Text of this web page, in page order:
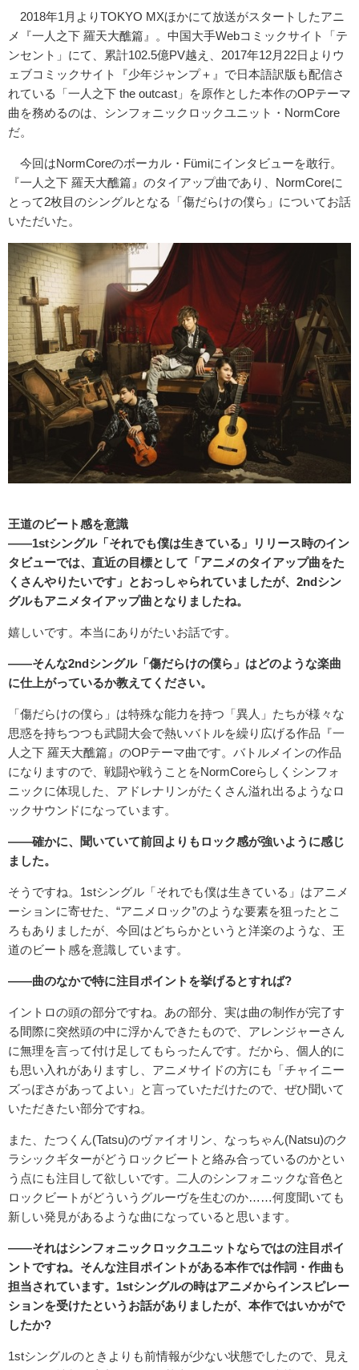
2018年1月よりTOKYO MXほかにて放送がスタートしたアニ
メ『一人之下 羅天大醮篇』。中国大手Webコミックサイト「テ
ンセント」にて、累計102.5億PV越え、2017年12月22日よりウ
ェブコミックサイト『少年ジャンプ＋』で日本語訳版も配信さ
れている「一人之下 the outcast」を原作とした本作のOPテーマ
曲を務めるのは、シンフォニックロックユニット・NormCore
だ。
今回はNormCoreのボーカル・Fümiにインタビューを敢行。
『一人之下 羅天大醮篇』のタイアップ曲であり、NormCoreに
とって2枚目のシングルとなる「傷だらけの僕ら」についてお話
いただいた。
王道のビート感を意識
――1stシングル「それでも僕は生きている」リリース時のイン
タビューでは、直近の目標として「アニメのタイアップ曲をた
くさんやりたいです」とおっしゃられていましたが、2ndシン
グルもアニメタイアップ曲となりましたね。
嬉しいです。本当にありがたいお話です。
――そんな2ndシングル「傷だらけの僕ら」はどのような楽曲
に仕上がっているか教えてください。
「傷だらけの僕ら」は特殊な能力を持つ「異人」たちが様々な
思惑を持ちつつも武闘大会で熱いバトルを繰り広げる作品『一
人之下 羅天大醮篇』のOPテーマ曲です。バトルメインの作品
になりますので、戦闘や戦うことをNormCoreらしくシンフォ
ニックに体現した、アドレナリンがたくさん溢れ出るようなロ
ックサウンドになっています。
――確かに、聞いていて前回よりもロック感が強いように感じ
ました。
そうですね。1stシングル「それでも僕は生きている」はアニメ
ーションに寄せた、“アニメロック”のような要素を狙ったとこ
ろもありましたが、今回はどちらかというと洋楽のような、王
道のビート感を意識しています。
――曲のなかで特に注目ポイントを挙げるとすれば?
イントロの頭の部分ですね。あの部分、実は曲の制作が完了す
る間際に突然頭の中に浮かんできたもので、アレンジャーさん
に無理を言って付け足してもらったんです。だから、個人的に
も思い入れがありますし、アニメサイドの方にも「チャイニー
ズっぽさがあってよい」と言っていただけたので、ぜひ聞いて
いただきたい部分ですね。
また、たつくん(Tatsu)のヴァイオリン、なっちゃん(Natsu)のク
ラシックギターがどうロックビートと絡み合っているのかとい
う点にも注目して欲しいです。二人のシンフォニックな音色と
ロックビートがどういうグルーヴを生むのか……何度聞いても
新しい発見があるような曲になっていると思います。
――それはシンフォニックロックユニットならではの注目ポイ
ントですね。そんな注目ポイントがある本作では作詞・作曲も
担当されています。1stシングルの時はアニメからインスピレー
ションを受けたというお話がありましたが、本作ではいかがで
したか?
1stシングルのときよりも前情報が少ない状態でしたので、見え